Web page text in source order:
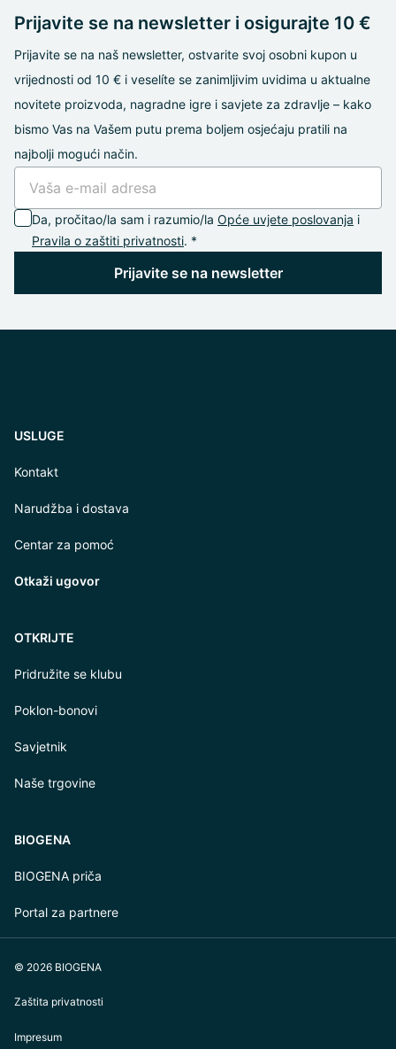
Prijavite se na newsletter i osigurajte 10 €
Prijavite se na naš newsletter, ostvarite svoj osobni kupon u
vrijednosti od 10 € i veselíte se zanimljivim uvidima u aktualne
novitete proizvoda, nagradne igre i savjete za zdravlje – kako
bismo Vas na Vašem putu prema boljem osjećaju pratili na
najbolji mogući način.
Da, pročitao/la sam i razumio/la Opće uvjete poslovanja i
Pravila o zaštiti privatnosti. *
Prijavite se na newsletter
USLUGE
Kontakt
Narudžba i dostava
Centar za pomoć
Otkaži ugovor
OTKRIJTE
Pridružite se klubu
Poklon-bonovi
Savjetnik
Naše trgovine
BIOGENA
BIOGENA priča
Portal za partnere
© 2026 BIOGENA
Zaštita privatnosti
Impresum